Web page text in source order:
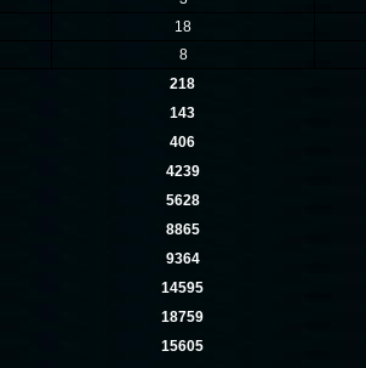
18
8
218
143
406
4239
5628
8865
9364
14595
18759
15605